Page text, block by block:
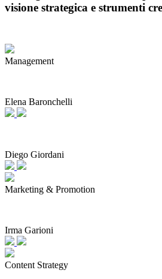
visione strategica e strumenti
Management
Elena Baronchelli
Diego Giordani
Marketing & Promotion
Irma Garioni
Content Strategy